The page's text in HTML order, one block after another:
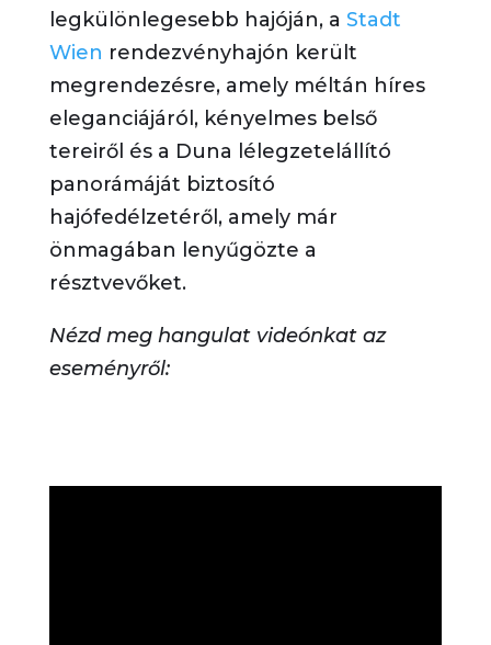
legkülönlegesebb hajóján, a Stadt
Wien rendezvényhajón került
megrendezésre, amely méltán híres
eleganciájáról, kényelmes belső
tereiről és a Duna lélegzetelállító
panorámáját biztosító
hajófedélzetéről, amely már
önmagában lenyűgözte a
résztvevőket.
Nézd meg hangulat videónkat az
eseményről: